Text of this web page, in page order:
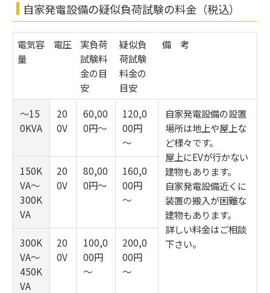
自家発電設備の疑似負荷試験の料金（税込）
電気容
量
電圧
実負荷
試験料
金の目
安
疑似負
荷試験
料金の
目安
備 考
～15
0KVA
20
0V
60,00
0円～
120,0
00円
～
自家発電設備の設置
場所は地上や屋上な
ど様々です。
屋上にEVが行かない
建物もあります。
自家発電設備近くに
装置の搬入が困難な
建物もあります。
詳しい料金はご相談
下さい。
150K
VA～
300K
VA
20
0V
80,00
0円～
160,0
00円
～
300K
VA～
450K
VA
20
0V
100,0
00円
～
200,0
00円
～